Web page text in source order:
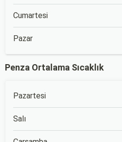
Cumartesi
Pazar
Penza Ortalama Sıcaklık
Pazartesi
Salı